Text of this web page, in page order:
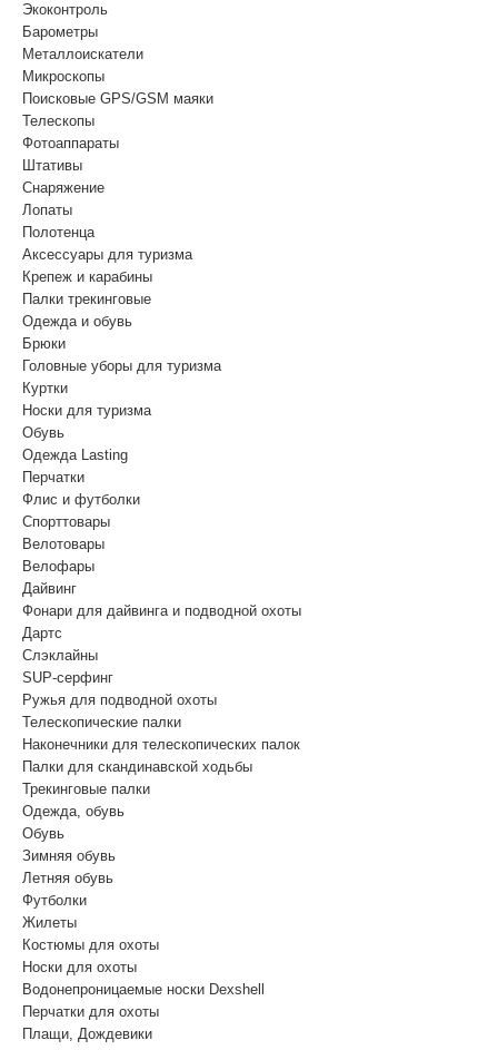
Экоконтроль
Барометры
Металлоискатели
Микроскопы
Поисковые GPS/GSM маяки
Телескопы
Фотоаппараты
Штативы
Снаряжение
Лопаты
Полотенца
Аксессуары для туризма
Крепеж и карабины
Палки трекинговые
Одежда и обувь
Брюки
Головные уборы для туризма
Куртки
Носки для туризма
Обувь
Одежда Lasting
Перчатки
Флис и футболки
Спорттовары
Велотовары
Велофары
Дайвинг
Фонари для дайвинга и подводной охоты
Дартс
Cлэклайны
SUP-серфинг
Ружья для подводной охоты
Телескопические палки
Наконечники для телескопических палок
Палки для скандинавской ходьбы
Трекинговые палки
Одежда, обувь
Обувь
Зимняя обувь
Летняя обувь
Футболки
Жилеты
Костюмы для охоты
Носки для охоты
Водонепроницаемые носки Dexshell
Перчатки для охоты
Плащи, Дождевики